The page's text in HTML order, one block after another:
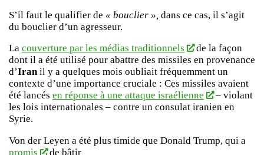
S’il faut le qualifier de « bouclier », dans ce cas, il s’agit
du bouclier d’un agresseur.
La couverture par les médias traditionnels
de la façon
dont il a été utilisé pour abattre des missiles en provenance
d’Iranil y a quelques mois oubliait fréquemment un
contexte d’une importance cruciale : Ces missiles avaient
été lancés en réponse à une attaque israélienne
– violant
les lois internationales – contre un consulat iranien en
Syrie.
Von der Leyen a été plus timide que Donald Trump, qui a
promis
de bâtir